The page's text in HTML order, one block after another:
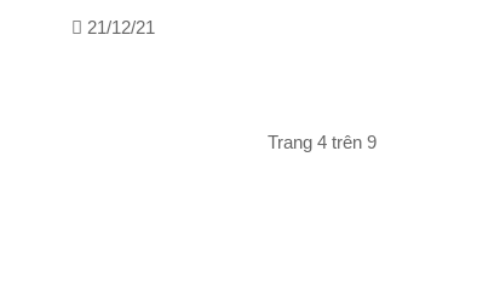
21/12/21
Trang 4 trên 9